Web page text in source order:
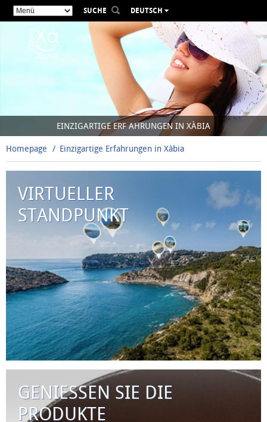
SUCHE
DEUTSCH
ESPAÑOL
VALENCIÀ
ENGLISH
FRANÇAIS
РУССКИЙ
EINZIGARTIGE ERF AHRUNGEN IN XÀBIA
Homepage
Einzigartige Erfahrungen in Xàbia
VIRTUELLER
STANDPUNKT
GENIESSEN SIE DIE
PRODUKTE